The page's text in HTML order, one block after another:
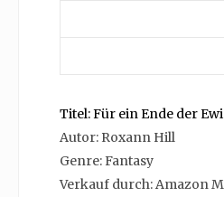
Titel: Für ein Ende der
Autor: Roxann Hill
Genre: Fantasy
Verkauf durch: Amazon